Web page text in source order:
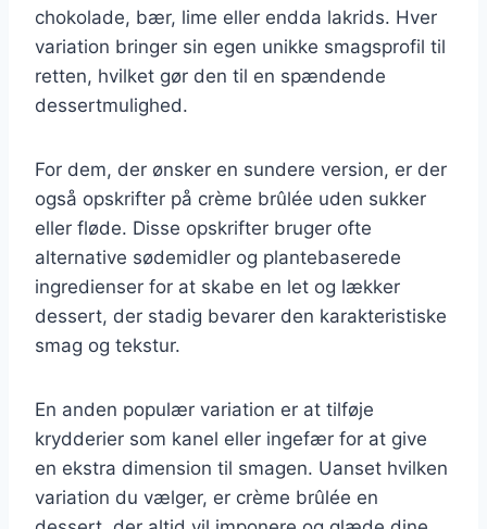
chokolade, bær, lime eller endda lakrids. Hver
variation bringer sin egen unikke smagsprofil til
retten, hvilket gør den til en spændende
dessertmulighed.
For dem, der ønsker en sundere version, er der
også opskrifter på crème brûlée uden sukker
eller fløde. Disse opskrifter bruger ofte
alternative sødemidler og plantebaserede
ingredienser for at skabe en let og lækker
dessert, der stadig bevarer den karakteristiske
smag og tekstur.
En anden populær variation er at tilføje
krydderier som kanel eller ingefær for at give
en ekstra dimension til smagen. Uanset hvilken
variation du vælger, er crème brûlée en